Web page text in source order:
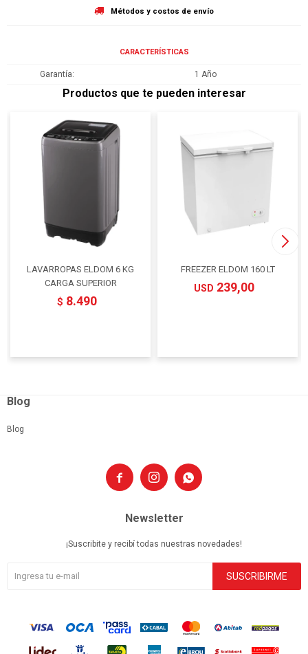
Métodos y costos de envío
CARACTERÍSTICAS
Garantía 1 Año
Productos que te pueden interesar
LAVARROPAS ELDOM 6 KG
CARGA SUPERIOR
$ 8.490
FREEZER ELDOM 160 LT
USD 239,00
  
Blog
Blog
Newsletter
¡Suscribite y recibí todas nuestras novedades!
SUSCRIBIRME